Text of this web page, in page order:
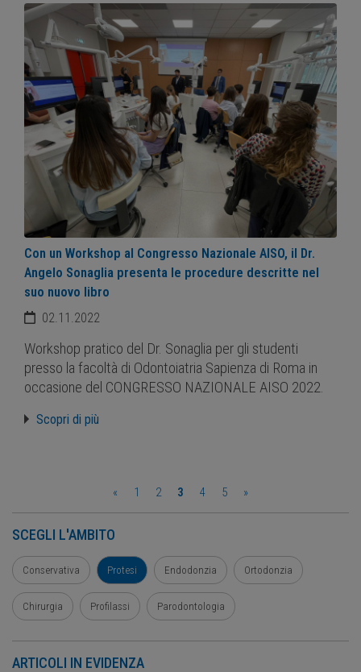
Con un Workshop al Congresso Nazionale AISO, il Dr.
Angelo Sonaglia presenta le procedure descritte nel
suo nuovo libro
02.11.2022
Workshop pratico del Dr. Sonaglia per gli studenti
presso la facoltà di Odontoiatria Sapienza di Roma in
occasione del CONGRESSO NAZIONALE AISO 2022.
Scopri di più
« 1 2 3 4 5 »
SCEGLI L'AMBITO
Conservativa Protesi Endodonzia Ortodonzia
Chirurgia Profilassi Parodontologia
ARTICOLI IN EVIDENZA